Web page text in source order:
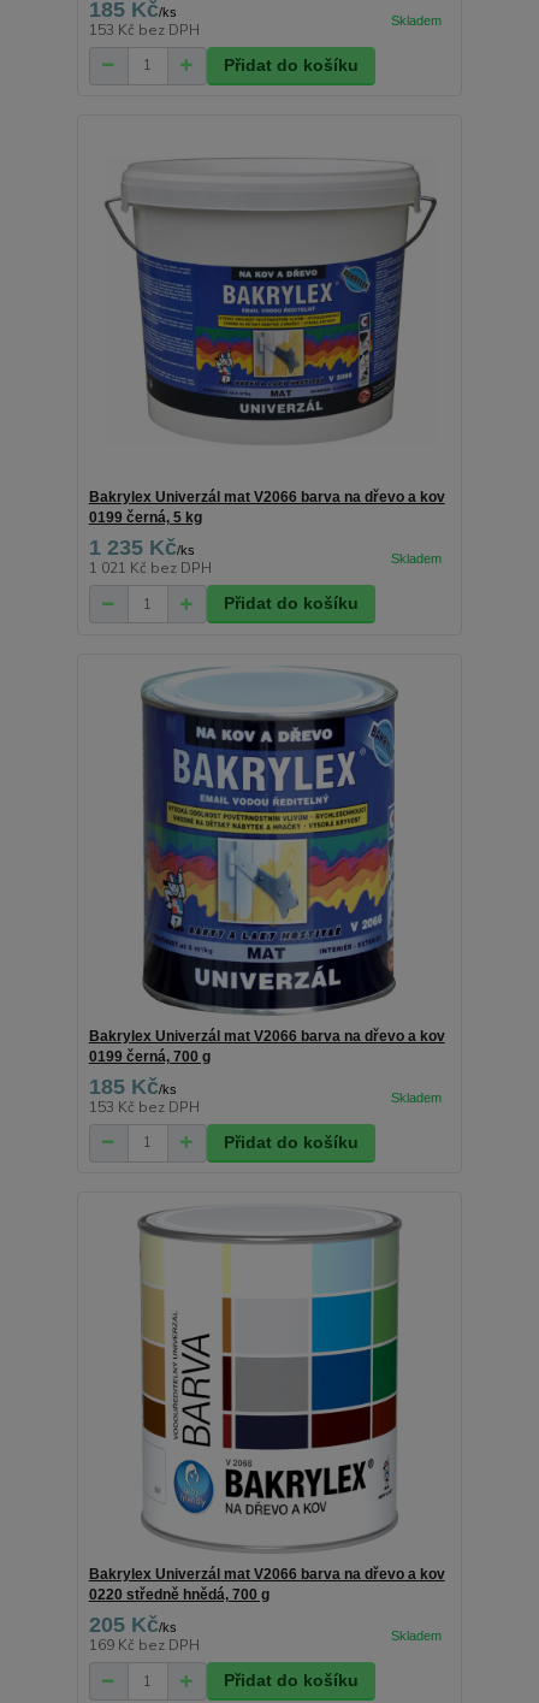
185 Kč/ks
153 Kč bez DPH
Přidat do košíku
Bakrylex Univerzál mat V2066 barva na dřevo a kov
0199 černá, 5 kg
1 235 Kč/ks
1 021 Kč bez DPH
Přidat do košíku
Bakrylex Univerzál mat V2066 barva na dřevo a kov
0199 černá, 700 g
185 Kč/ks
153 Kč bez DPH
Přidat do košíku
Bakrylex Univerzál mat V2066 barva na dřevo a kov
0220 středně hnědá, 700 g
205 Kč/ks
169 Kč bez DPH
Přidat do košíku